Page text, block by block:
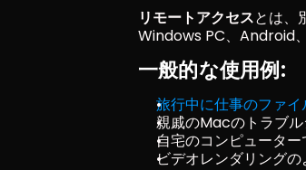
リモートアクセスとは、
Windows PC、Android
一般的な使用例:
旅行中に仕事のファイ
親戚のMacのトラブ
自宅のコンピュータ
ビデオレンダリング